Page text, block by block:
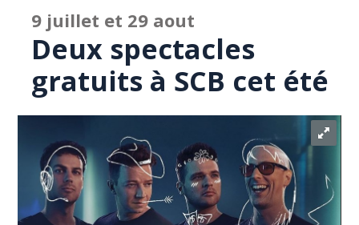
9 juillet et 29 aout
Deux spectacles
gratuits à SCB cet été